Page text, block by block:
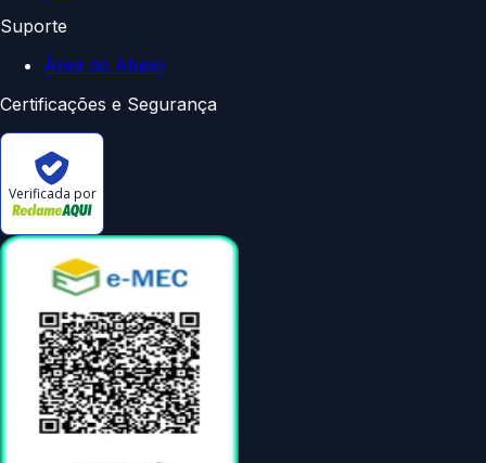
Suporte
Área do Aluno
Certificações e Segurança
Verificada por